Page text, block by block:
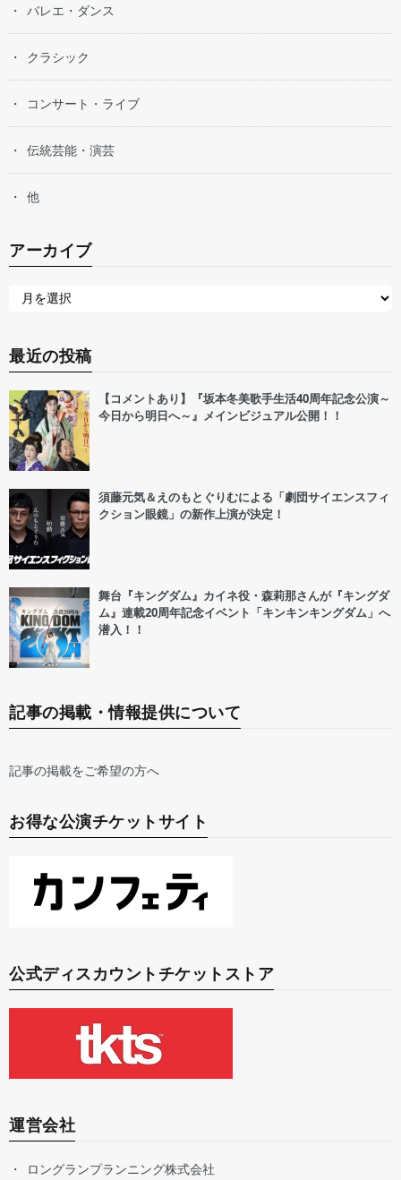
バレエ・ダンス
クラシック
コンサート・ライブ
伝統芸能・演芸
他
アーカイブ
最近の投稿
【コメントあり】『坂本冬美歌手生活40周年記念公演～
今日から明日へ～』メインビジュアル公開！！
須藤元気＆えのもとぐりむによる「劇団サイエンスフィ
クション眼鏡」の新作上演が決定！
舞台『キングダム』カイネ役・森莉那さんが『キングダ
ム』連載20周年記念イベント「キンキンキングダム」へ
潜入！！
記事の掲載・情報提供について
記事の掲載をご希望の方へ
お得な公演チケットサイト
公式ディスカウントチケットストア
運営会社
ロングランプランニング株式会社